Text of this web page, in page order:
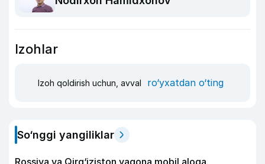
Izohlar
Izoh qoldirish uchun, avval ro‘yxatdan o‘ting
So‘nggi yangiliklar
Rossiya va Qirg‘iziston yagona mobil aloqa